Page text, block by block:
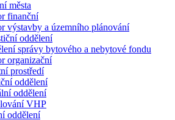
města
finanční
výstavby a územního plánování
oddělení
správy bytového a nebytové fondu
organizační
prostředí
oddělení
oddělení
VHP
oddělení